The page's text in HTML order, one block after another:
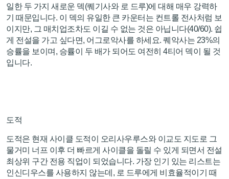
일한 두 가지 새로운 덱(퀘기사와 로 드루)에 대해 매우 강력하
기 때문입니다. 이 덱의 유일한 큰 카운터는 컨트롤 전사처럼 보
이지만, 그 매치업조차도 이길 수 없는 것은 아닙니다(40/60). 쉽
게 전설을 가고 싶다면, 어그로악사를 하세요. 퀘악사는 23%의
승률을 보이며, 승률이 두 배가 되어도 여전히 4티어 덱이 될 것
입니다.
도적
도적은 현재 사이클 도적이 오리사우루스와 이교도 지도로 그
물거미 너프 이후 더 빠르게 사이클을 돌릴 수 있게 되면서 전설
최상위 구간 전용 직업이 되었습니다. 가장 인기 있는 리스트는
인신디우스를 사용하지 않는데, 로 드루에게 비효율적이기 때